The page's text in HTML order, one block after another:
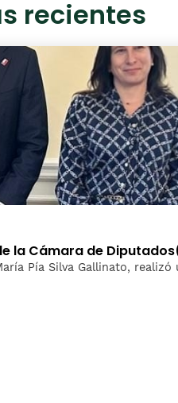
recientes
la Cámara de
Pía Silva Gallinato,